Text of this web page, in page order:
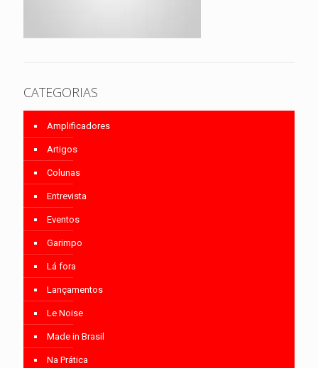
CATEGORIAS
Amplificadores
Artigos
Colunas
Entrevista
Eventos
Garimpo
Lá fora
Lançamentos
Le Noise
Made in Brasil
Na Prática